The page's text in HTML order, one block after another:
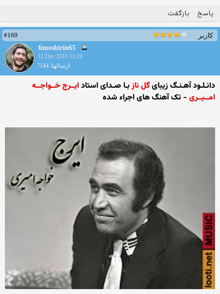
پاسخ بازگفت
کاربر
#169
limoshirin65
11 Dec 2016 13:20
ارسالها: 7144
دانـلـود آهـنـگ زیبایگل نازبـا صـدای استادایــرج خــواجــه
امــیــری - تک آهنگ های اجراء شده